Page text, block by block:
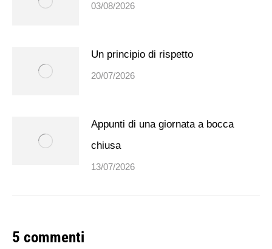
03/08/2026
Un principio di rispetto
20/07/2026
Appunti di una giornata a bocca
chiusa
13/07/2026
5 commenti